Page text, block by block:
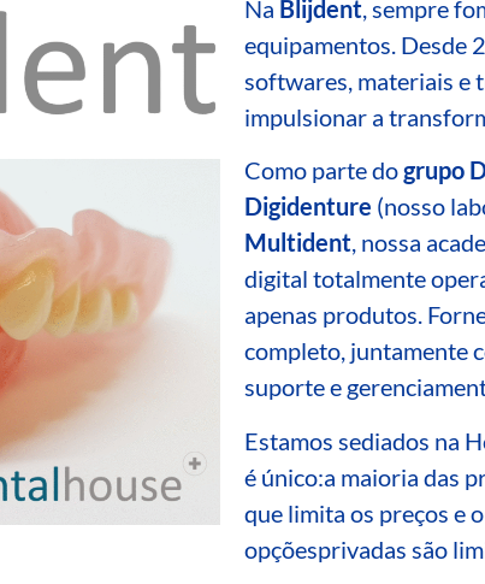
Na Blijdent, sempre
equipamentos. Desde
softwares, materiais e
impulsionar a
Como parte dogrupo
Digidenture (nosso
Multident, nossa
digital totalmente
apenas produtos.
completo, juntamente
suporte e
Estamos sediados na
é único:a maioria das
que limita os preços e
opçõesprivadas são